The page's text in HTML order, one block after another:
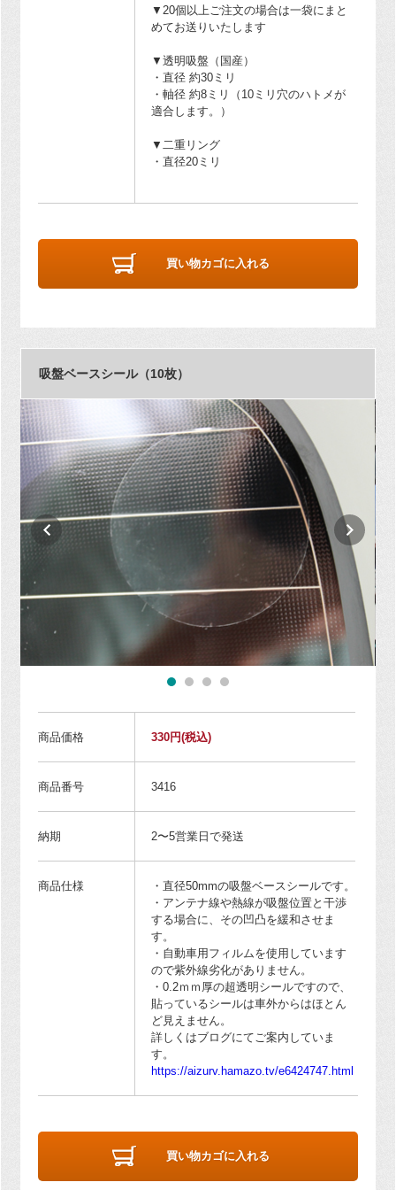
▼20個以上ご注文の場合は一袋にまと
めてお送りいたします
▼透明吸盤（国産）
・直径 約30ミリ
・軸径 約8ミリ（10ミリ穴のハトメが
適合します。）
▼二重リング
・直径20ミリ
買い物カゴに入れる
吸盤ベースシール（10枚）
商品価格 330円(税込)
商品番号 3416
納期 2〜5営業日で発送
商品仕様
・直径50mmの吸盤ベースシールです。
・アンテナ線や熱線が吸盤位置と干渉
する場合に、その凹凸を緩和させま
す。
・自動車用フィルムを使用しています
ので紫外線劣化がありません。
・0.2ｍｍ厚の超透明シールですので、
貼っているシールは車外からはほとん
ど見えません。
詳しくはブログにてご案内していま
す。
https://aizurv.hamazo.tv/e6424747.html
買い物カゴに入れる